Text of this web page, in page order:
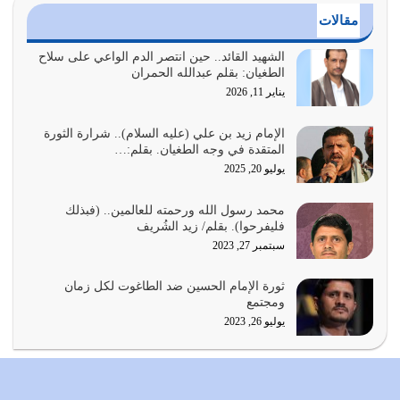
الدين الذي شرعه الله لا يجوز أن يخضع لآرائنا وأهوائنا
واجتهاداتنا لأننا سنختلف ونتفرق
يوليو 24, 2026
أمة عاجزة عن النهوض…
يوليو 23, 2026
بحبل الله جميعاً وليس كل…
يوليو 22, 2026
يشاء ويذل من يشاء
يوليو 21, 2026
{إِنَّ الدِّينَ عِنْدَ اللَّهِ الْإسْلامُ} الدين الذي شرعه الله للناس في
مقالات
الشهيد القائد.. حين انتصر الدم الواعي على سلاح
الطغيان: بقلم عبدالله الحمران
يناير 11, 2026
الإمام زيد بن علي (عليه السلام).. شرارة الثورة
المتقدة في وجه الطغيان. بقلم:…
يوليو 20, 2025
محمد رسول الله ورحمته للعالمين.. (فبذلك
فليفرحوا). بقلم/ زيد الشُريف
سبتمبر 27, 2023
ثورة الإمام الحسين ضد الطاغوت لكل زمان
ومجتمع
يوليو 26, 2023